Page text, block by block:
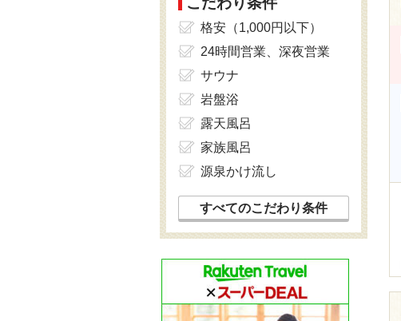
格安（1,000円以下）
24時間営業、深夜営業
サウナ
岩盤浴
露天風呂
家族風呂
源泉かけ流し
すべてのこだわり条件